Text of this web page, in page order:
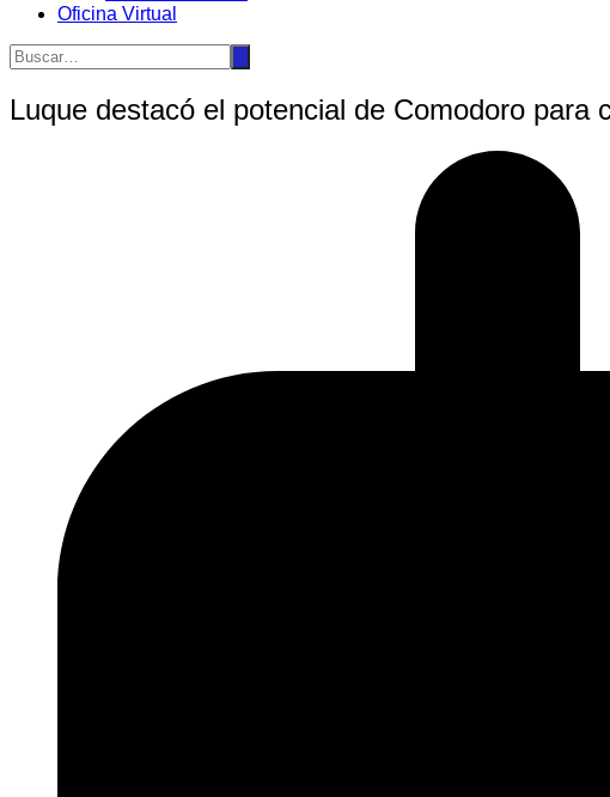
Oficina Virtual
Luque destacó el potencial de Comodoro para